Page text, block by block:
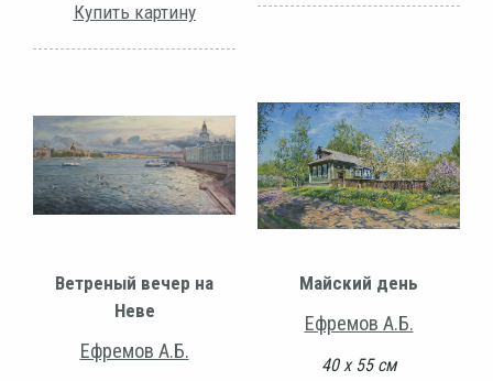
Купить картину
Ветреный вечер на
Неве
Ефремов А.Б.
Майский день
Ефремов А.Б.
40 х 55 см